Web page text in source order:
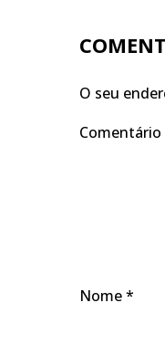
O seu
Comentário
Nome*